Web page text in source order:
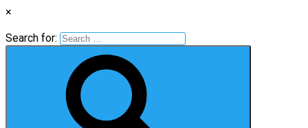
×
Search for: